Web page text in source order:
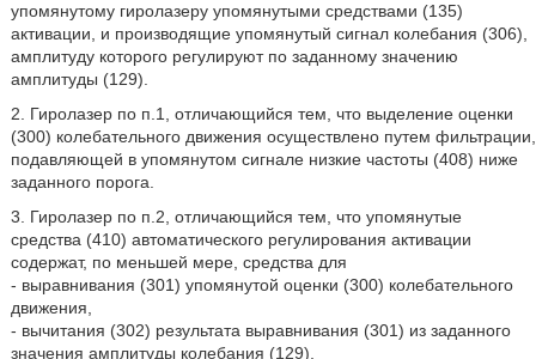
упомянутому гиролазеру упомянутыми средствами (135)
активации, и производящие упомянутый сигнал колебания (306),
амплитуду которого регулируют по заданному значению
амплитуды (129).
2. Гиролазер по п.1, отличающийся тем, что выделение оценки
(300) колебательного движения осуществлено путем фильтрации,
подавляющей в упомянутом сигнале низкие частоты (408) ниже
заданного порога.
3. Гиролазер по п.2, отличающийся тем, что упомянутые
средства (410) автоматического регулирования активации
содержат, по меньшей мере, средства для
- выравнивания (301) упомянутой оценки (300) колебательного
движения,
- вычитания (302) результата выравнивания (301) из заданного
значения амплитуды колебания (129),